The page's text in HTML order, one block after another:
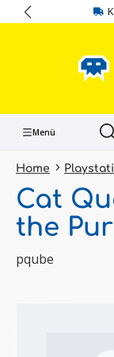
springen
Menü
Home
Cat
the
pqube